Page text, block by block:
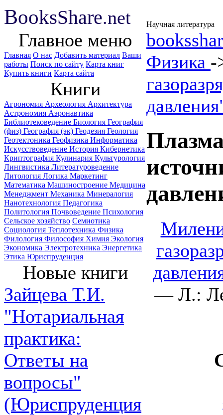
BooksShare.net Научная литература
Главное меню
Главная О нас Добавить материал Ваши
работы Поиск по сайту Карта книг
Купить книги Карта сайта
Книги
Агрономия Археология Архитектура
Астрономия Аэронавтика
Библиотековедение Биология География
(физ) География (эк) Геодезия Геология
Геотектоника Геофизика Информатика
Искусствоведение История Кибернетика
Криптография Кулинария Культурология
Лингвистика Литературоведение
Литология Логика Маркетинг
Математика Машиностроение Медицина
Менеджмент Механика Минералогия
Нанотехнология Педагогика
Политология Почвоведение Психология
Сельское хозяйство Семиотика
Социология Теплотехника Физика
Филология Философия Химия Экология
Экономика Электротехника Энергетика
Этика Юриспруденция
Новые книги
Зайцева Т.И.
"Нотариальная
практика:
Ответы на
вопросы"
(Юриспруденция
Физика -
— Л.: